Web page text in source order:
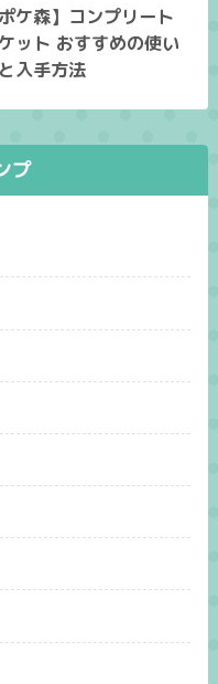
ポケ森】コンプリート
ット おすすめの使い
入手方法
プ